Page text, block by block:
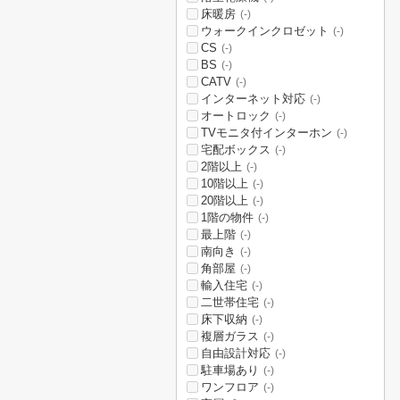
床暖房 (-)
ウォークインクロゼット (-)
CS (-)
BS (-)
CATV (-)
インターネット対応 (-)
オートロック (-)
TVモニタ付インターホン (-)
宅配ボックス (-)
2階以上 (-)
10階以上 (-)
20階以上 (-)
1階の物件 (-)
最上階 (-)
南向き (-)
角部屋 (-)
輸入住宅 (-)
二世帯住宅 (-)
床下収納 (-)
複層ガラス (-)
自由設計対応 (-)
駐車場あり (-)
ワンフロア (-)